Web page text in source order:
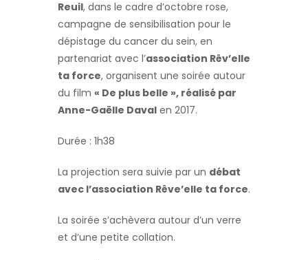
Reuil, dans le cadre d’octobre rose,
campagne de sensibilisation pour le
dépistage du cancer du sein, en
partenariat avec l’association Rêv’elle
ta force, organisent une soirée autour
du film « De plus belle », réalisé par
Anne-Gaëlle Daval en 2017.
Durée : 1h38
La projection sera suivie par un débat
avec l’association Rêve’elle ta force.
La soirée s’achèvera autour d’un verre
et d’une petite collation.